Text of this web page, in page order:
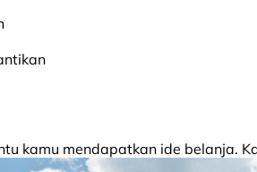
kamu mendapatkan ide belanja.